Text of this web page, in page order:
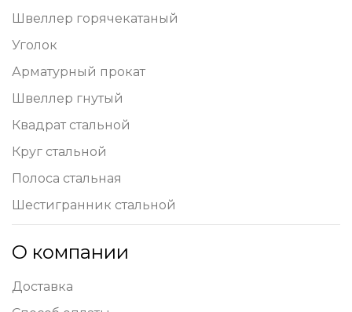
Швеллер горячекатаный
Уголок
Арматурный прокат
Швеллер гнутый
Квадрат стальной
Круг стальной
Полоса стальная
Шестигранник стальной
О компании
Доставка